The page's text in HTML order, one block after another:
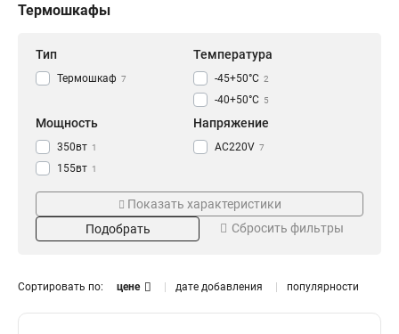
Термошкафы
Тип
Термошкаф 7
Температура
-45+50°C 2
-40+50°C 5
Мощность
350вт 1
155вт 1
300вт 5
Напряжение
AC220V 7
Интерфейс
8xRJ-45 1
Кол-во портов
4-х
Показать характеристики
Подобрать
Сбросить фильтры
Сортировать по: цене дате добавления популярности